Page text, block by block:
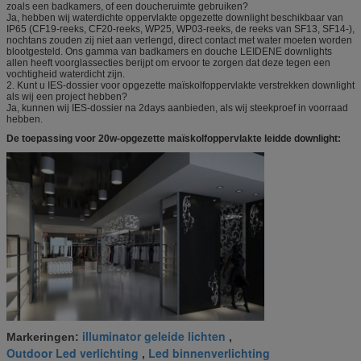
zoals een badkamers, of een doucheruimte gebruiken?
Ja, hebben wij waterdichte oppervlakte opgezette downlight beschikbaar van
IP65 (CF19-reeks, CF20-reeks, WP25, WP03-reeks, de reeks van SF13, SF14-),
nochtans zouden zij niet aan verlengd, direct contact met water moeten worden
blootgesteld. Ons gamma van badkamers en douche LEIDENE downlights
allen heeft voorglassecties berijpt om ervoor te zorgen dat deze tegen een
vochtigheid waterdicht zijn.
2. Kunt u IES-dossier voor opgezette maïskolfoppervlakte verstrekken downlight
als wij een project hebben?
Ja, kunnen wij IES-dossier na 2days aanbieden, als wij steekproef in voorraad
hebben.
De toepassing voor 20w-opgezette maïskolfoppervlakte leidde downlight:
Markeringen: illuminator geleide lichten ,
Outdoor Led verlichting , Led binnenverlichting